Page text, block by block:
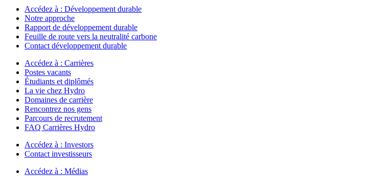
Accédez à : Développement durable
Notre approche
Rapport de développement durable
Feuille de route vers la neutralité carbone
Contact développement durable
Accédez à : Carrières
Postes vacants
Étudiants et diplômés
La vie chez Hydro
Domaines de carrière
Rencontrez nos gens
Parcours de recrutement
FAQ Carrières Hydro
Accédez à : Investors
Contact investisseurs
Accédez à : Médias